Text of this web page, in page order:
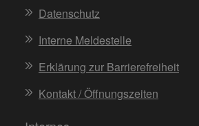
Datenschutz
Interne Meldestelle
Erklärung zur Barrierefreiheit
Kontakt / Öffnungszeiten